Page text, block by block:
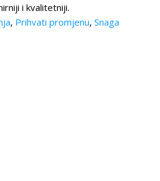
i kvalitetniji.
, Prihvati promjenu, Snaga